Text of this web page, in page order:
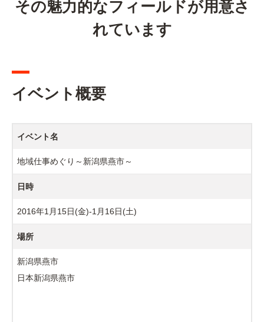
その魅力的なフィールドが用意さ
れています
イベント概要
イベント名
地域仕事めぐり～新潟県燕市～
日時
2016年1月15日(金)-1月16日(土)
場所
新潟県燕市
日本新潟県燕市